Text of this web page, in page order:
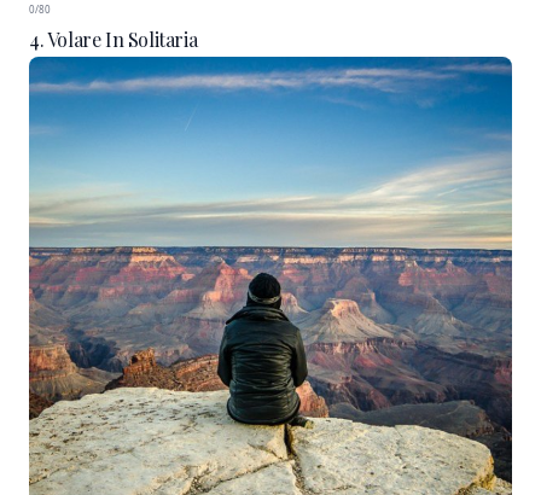
0/80
4. Volare In Solitaria